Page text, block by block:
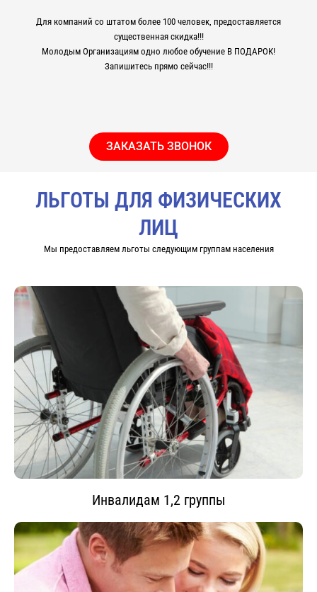
Для компаний со штатом более 100 человек, предоставляется
существенная скидка!!!
Молодым Организациям одно любое обучение В ПОДАРОК!
Запишитесь прямо сейчас!!!
ЗАКАЗАТЬ ЗВОНОК
ЛЬГОТЫ ДЛЯ ФИЗИЧЕСКИХ
ЛИЦ
Мы предоставляем льготы следующим группам населения
Инвалидам 1,2 группы